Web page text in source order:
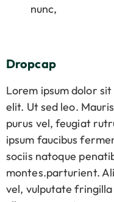
nunc,
Dropcap
Lorem ipsum dolor
elit. Ut sed leo.
purus vel, feugiat
ipsum faucibus
sociis natoque
montes.parturient.
vel, vulputate fringilla